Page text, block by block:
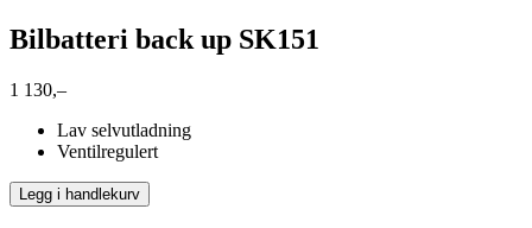
Bilbatteri back up SK151
1 130,–
Lav selvutladning
Ventilregulert
Legg i handlekurv